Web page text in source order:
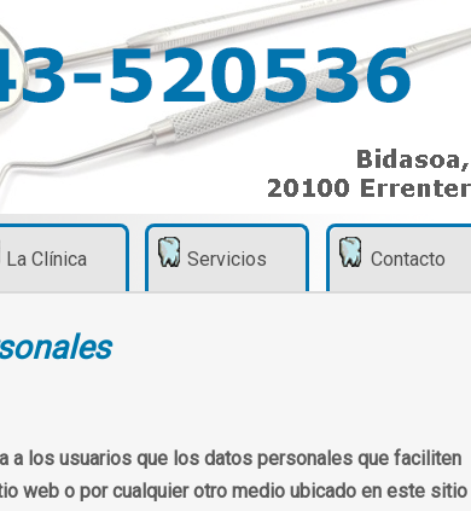
La Clínica Servicios Contacto
a los usuarios que los datos personales que faciliten
web o por cualquier otro medio ubicado en este sitio